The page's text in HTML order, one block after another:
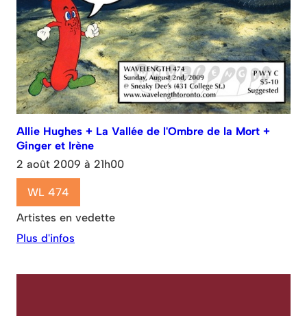
Allie Hughes + La Vallée de l'Ombre de la Mort +
Ginger et Irène
2 août 2009 à 21h00
WL 474
Artistes en vedette
Plus d'infos